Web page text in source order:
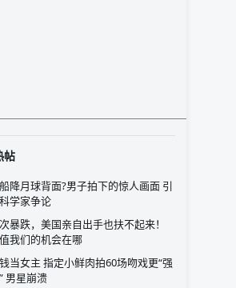
帖
降月球背面?男子拍下的惊人画面 引
学家争论
暴跌，美国亲自出手也扶不起来！
我们的机会在哪
当女主 指定小鲜肉拍60场吻戏更“强
男星崩溃